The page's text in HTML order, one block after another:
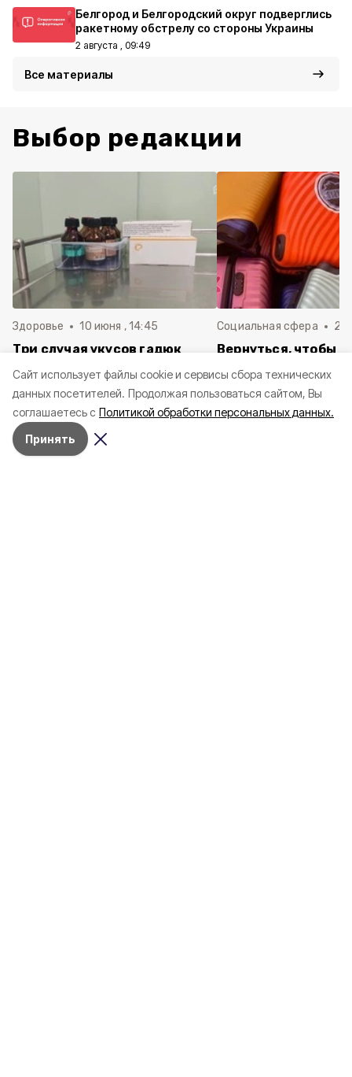
Cайт использует файлы cookie и сервисы сбора технических
данных посетителей. Продолжая пользоваться сайтом, Вы
соглашаетесь с Политикой обработки персональных данных.
Принять
Белгород и Белгородский округ подверглись
ракетному обстрелу со стороны Украины
2 августа , 09:49
Все материалы
Выбор редакции
Здоровье 10 июня , 14:45
Три случая укусов гадюк
Белгородской области с
начала года
Социальная сфера 20
Вернуться, чтобы
в Белгородскую
пять лет